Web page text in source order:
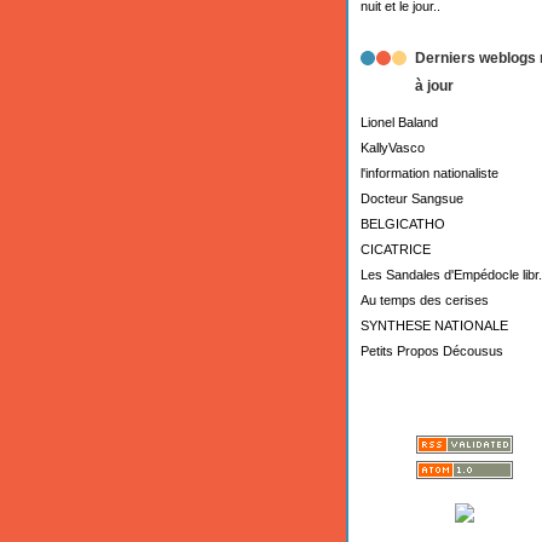
nuit et le jour..
Derniers weblogs
à jour
Lionel Baland
KallyVasco
l'information nationaliste
Docteur Sangsue
BELGICATHO
CICATRICE
Les Sandales d'Empédocle libr...
Au temps des cerises
SYNTHESE NATIONALE
Petits Propos Décousus